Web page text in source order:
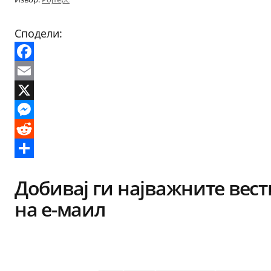
Сподели:
Facebook
Email
X
Messenger
Reddit
Добивај ги најважните
на е-маил